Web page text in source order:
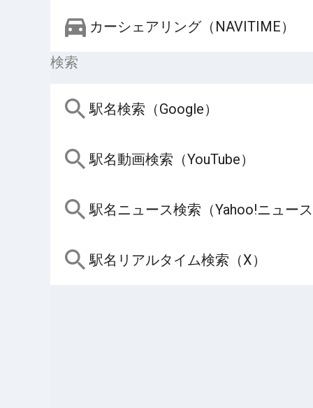
カーシェアリング（NAVITIME）
検索
駅名検索（Google）
駅名動画検索（YouTube）
駅名ニュース検索（Yahoo!ニュー
駅名リアルタイム検索（X）